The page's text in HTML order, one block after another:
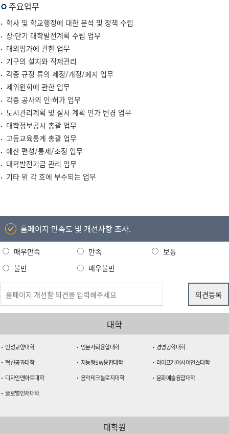
주요업무
학사 및 학교행정에 대한 분석 및 정책 수립
장·단기 대학발전계획 수립 업무
대외평가에 관한 업무
기구의 설치와 직제관리
각종 규정 류의 제정/개정/폐지 업무
제위원회에 관한 업무
각종 공사의 인·허가 업무
도시관리계획 및 실시 계획 인가 변경 업무
대학정보공시 총괄 업무
고등교육통계 총괄 업무
예산 편성/통제/조정 업무
대학발전기금 관리 업무
기타 위 각 호에 부수되는 업무
홈페이지 만족도 및 개선사항 조사.
매우만족 만족
보통
불만
매우불만
대학
인성교양대학 인문사회융합대학
경영공학대학
혁신공과대학
지능형SW융합대학
라이프케어사이언스대학
디자인앤아트대학
음악테크놀로지대학
문화예술융합대학
글로벌인재대학
대학원